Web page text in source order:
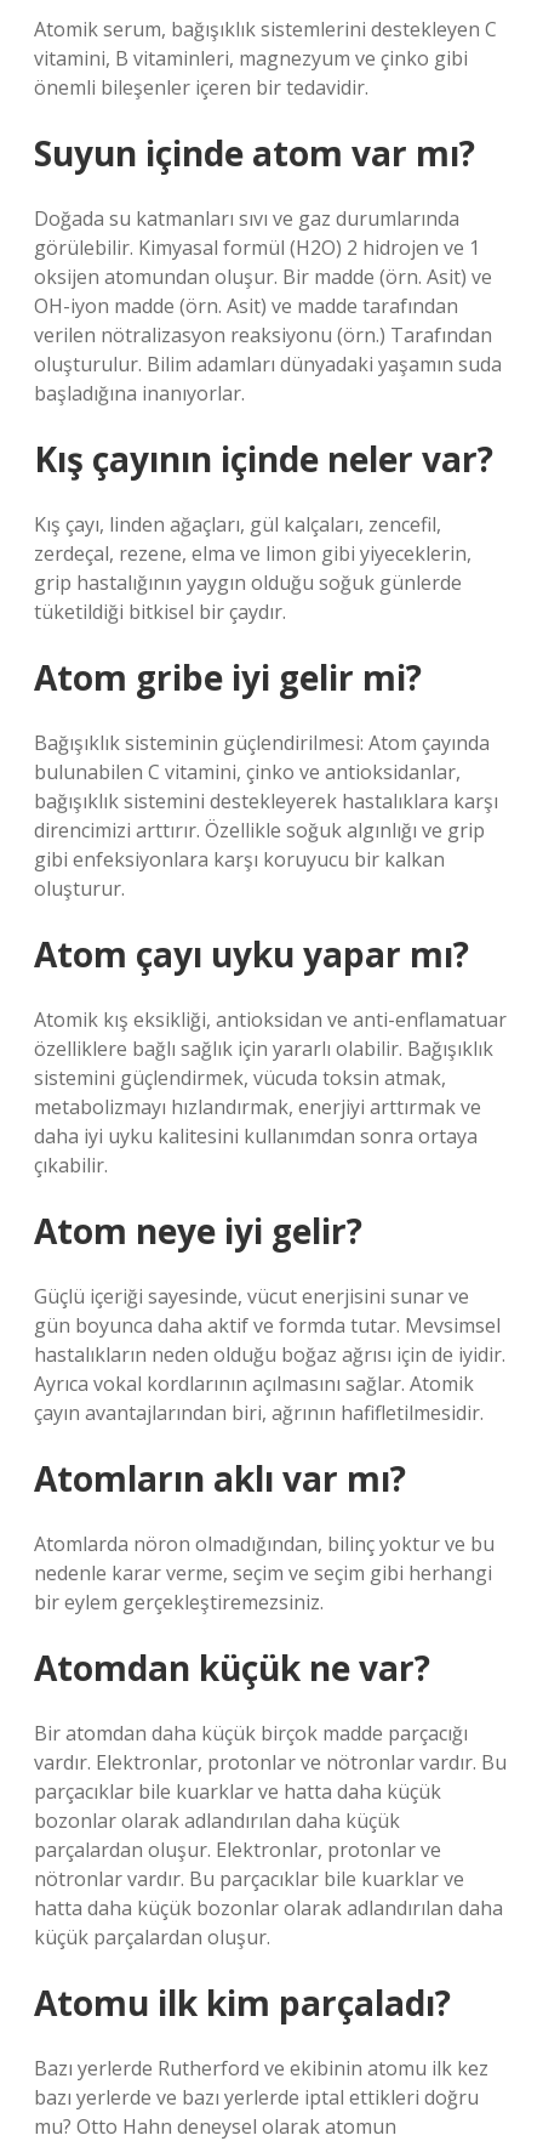
Atomik serum, bağışıklık sistemlerini destekleyen C
vitamini, B vitaminleri, magnezyum ve çinko gibi
önemli bileşenler içeren bir tedavidir.
Suyun içinde atom var mı?
Doğada su katmanları sıvı ve gaz durumlarında
görülebilir. Kimyasal formül (H2O) 2 hidrojen ve 1
oksijen atomundan oluşur. Bir madde (örn. Asit) ve
OH-iyon madde (örn. Asit) ve madde tarafından
verilen nötralizasyon reaksiyonu (örn.) Tarafından
oluşturulur. Bilim adamları dünyadaki yaşamın suda
başladığına inanıyorlar.
Kış çayının içinde neler var?
Kış çayı, linden ağaçları, gül kalçaları, zencefil,
zerdeçal, rezene, elma ve limon gibi yiyeceklerin,
grip hastalığının yaygın olduğu soğuk günlerde
tüketildiği bitkisel bir çaydır.
Atom gribe iyi gelir mi?
Bağışıklık sisteminin güçlendirilmesi: Atom çayında
bulunabilen C vitamini, çinko ve antioksidanlar,
bağışıklık sistemini destekleyerek hastalıklara karşı
direncimizi arttırır. Özellikle soğuk algınlığı ve grip
gibi enfeksiyonlara karşı koruyucu bir kalkan
oluşturur.
Atom çayı uyku yapar mı?
Atomik kış eksikliği, antioksidan ve anti-enflamatuar
özelliklere bağlı sağlık için yararlı olabilir. Bağışıklık
sistemini güçlendirmek, vücuda toksin atmak,
metabolizmayı hızlandırmak, enerjiyi arttırmak ve
daha iyi uyku kalitesini kullanımdan sonra ortaya
çıkabilir.
Atom neye iyi gelir?
Güçlü içeriği sayesinde, vücut enerjisini sunar ve
gün boyunca daha aktif ve formda tutar. Mevsimsel
hastalıkların neden olduğu boğaz ağrısı için de iyidir.
Ayrıca vokal kordlarının açılmasını sağlar. Atomik
çayın avantajlarından biri, ağrının hafifletilmesidir.
Atomların aklı var mı?
Atomlarda nöron olmadığından, bilinç yoktur ve bu
nedenle karar verme, seçim ve seçim gibi herhangi
bir eylem gerçekleştiremezsiniz.
Atomdan küçük ne var?
Bir atomdan daha küçük birçok madde parçacığı
vardır. Elektronlar, protonlar ve nötronlar vardır. Bu
parçacıklar bile kuarklar ve hatta daha küçük
bozonlar olarak adlandırılan daha küçük
parçalardan oluşur. Elektronlar, protonlar ve
nötronlar vardır. Bu parçacıklar bile kuarklar ve
hatta daha küçük bozonlar olarak adlandırılan daha
küçük parçalardan oluşur.
Atomu ilk kim parçaladı?
Bazı yerlerde Rutherford ve ekibinin atomu ilk kez
bazı yerlerde ve bazı yerlerde iptal ettikleri doğru
mu? Otto Hahn deneysel olarak atomun